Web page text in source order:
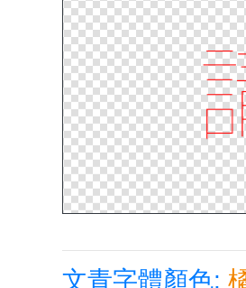
文青字體顏色: